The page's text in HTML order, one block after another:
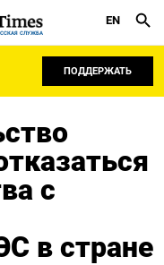
СЛУЖБА
EN
ПОДДЕРЖАТЬ
с
в стране